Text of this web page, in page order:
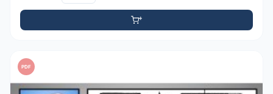
PDF